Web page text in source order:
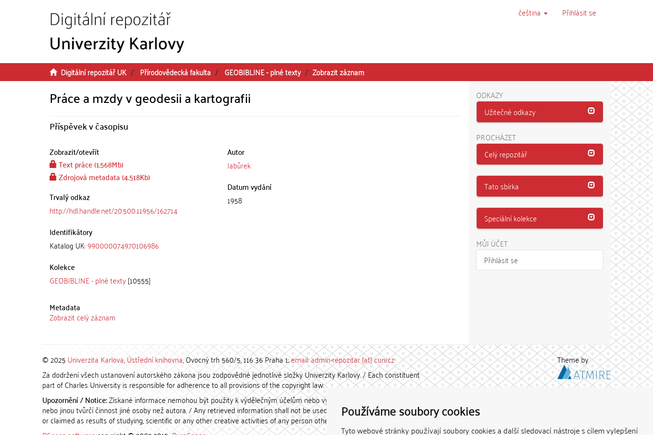
Používáme soubory cookies
Tyto webové stránky používají soubory cookies a další sledovací nástroje s cílem vylepšení
čeština Přihlásit se
Digitální repozitář UK Přírodovědecká fakulta GEOBIBLINE - plné texty Zobrazit záznam
Práce a mzdy v geodesii a kartografii
Příspěvek v časopisu
Zobrazit/otevřít
Text práce (1.568Mb)
Zdrojová metadata (4.518Kb)
Trvalý odkaz
http://hdl.handle.net/20.500.11956/162714
Identifikátory
Katalog UK:990000074970106986
Kolekce
GEOBIBLINE - plné texty[10555]
Autor
Jabůrek
Datum vydání
1958
Metadata
Zobrazit celý záznam
ODKAZY
Užitečné odkazy
PROCHÁZET
Celý repozitář
Tato sbírka
Speciální kolekce
MŮJ ÚČET
Přihlásit se
© 2025 Univerzita Karlova,Ústřední knihovna, Ovocný trh 560/5, 116 36 Praha 1;email: admin-repozitar [at] cuni.cz
Za dodržení všech ustanovení autorského zákona jsou zodpovědné jednotlivé složky Univerzity Karlovy. / Each constituent
part of Charles University is responsible for adherence to all provisions of the copyright law.
Upozornění / Notice:Získané informace nemohou být použity k výdělečným účelům nebo vydávány za studijní, vědeckou
nebo jinou tvůrčí činnost jiné osoby než autora. / Any retrieved information shall not be used for any commercial purposes
or claimed as results of studying, scientific or any other creative activities of any person other than the author.
Theme by